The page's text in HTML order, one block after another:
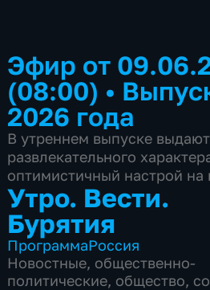
Эфир от
(08:00) •
2026 года
В утреннем выпуске
развлекательного
оптимистичный настрой на
Утро. Вести.
Бурятия
ПрограммаРоссия
Новостные, общественно-
политические, общество,